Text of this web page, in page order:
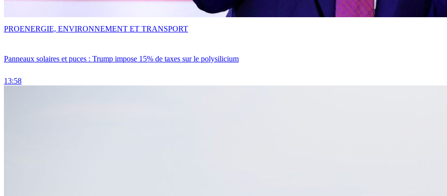
Panneaux solaires et puces : Trump impose 15% de taxes sur le polysilicium
13:58
PROENERGIE, ENVIRONNEMENT ET TRANSPORT